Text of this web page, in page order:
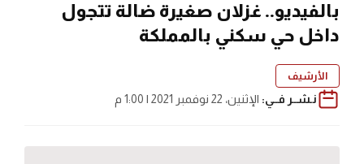
بالفيديو.. غزلان صغيرة ضالة تتجول
داخل حي سكني بالمملكة
الأرشيف
نـشــر فــي: الإثنين، 22 نوفمبر 2021 | 1:00 م